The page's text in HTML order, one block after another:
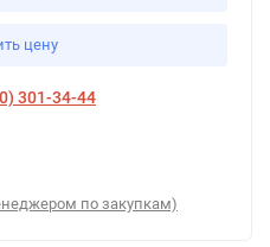
цену
301-34-44
по закупкам)